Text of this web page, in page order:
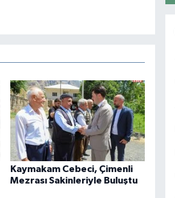
Kaymakam Cebeci, Çimenli
Mezrası Sakinleriyle Buluştu